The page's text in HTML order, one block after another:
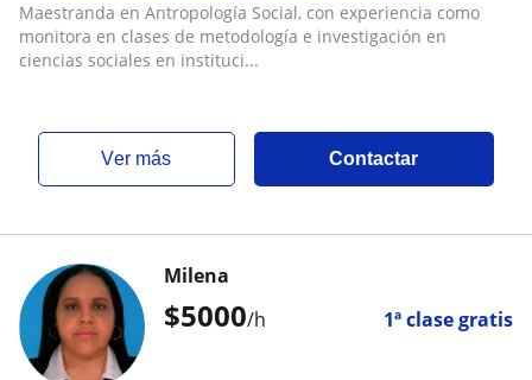
Maestranda en Antropología Social, con experiencia como
monitora en clases de metodología e investigación en
ciencias sociales en instituci...
ver más Contactar
$5000/h 1ª clase gratis
Milena